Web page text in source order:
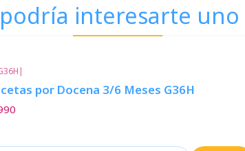
interesarte uno
|
por Docena 3/6 Meses G36H